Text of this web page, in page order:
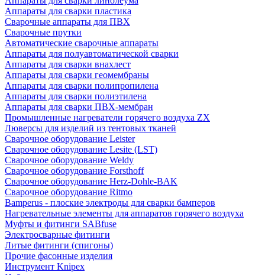
Аппараты для сварки пластика
Сварочные аппараты для ПВХ
Сварочные прутки
Автоматические сварочные аппараты
Аппараты для полуавтоматической сварки
Аппараты для сварки внахлест
Аппараты для сварки геомембраны
Аппараты для сварки полипропилена
Аппараты для сварки полиэтилена
Аппараты для сварки ПВХ-мембран
Промышленные нагреватели горячего воздуха ZX
Люверсы для изделий из тентовых тканей
Сварочное оборудование Leister
Сварочное оборудование Lesite (LST)
Сварочное оборудование Weldy
Сварочное оборудование Forsthoff
Сварочное оборудование Herz-Dohle-BAK
Сварочное оборудование Ritmo
Bamperus - плоские электроды для сварки бамперов
Нагревательные элементы для аппаратов горячего воздуха
Муфты и фитинги SABfuse
Электросварные фитинги
Литые фитинги (спигоны)
Прочие фасонные изделия
Инструмент Knipex